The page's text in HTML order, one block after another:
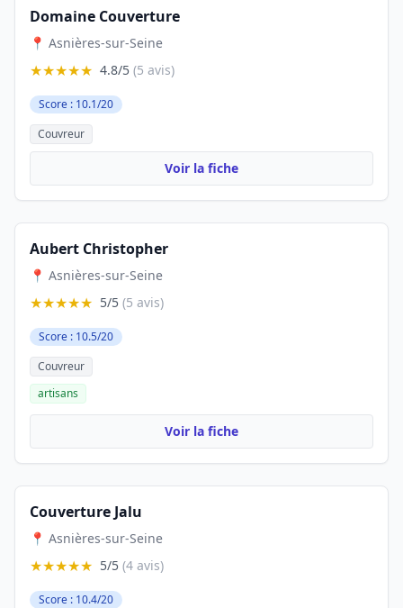
Domaine Couverture
📍 Asnières-sur-Seine
★★★★★ 4.8/5 (5 avis)
Score : 10.1/20
Couvreur
Voir la fiche
Aubert Christopher
📍 Asnières-sur-Seine
★★★★★ 5/5 (5 avis)
Score : 10.5/20
Couvreur
artisans
Voir la fiche
Couverture Jalu
📍 Asnières-sur-Seine
★★★★★ 5/5 (4 avis)
Score : 10.4/20